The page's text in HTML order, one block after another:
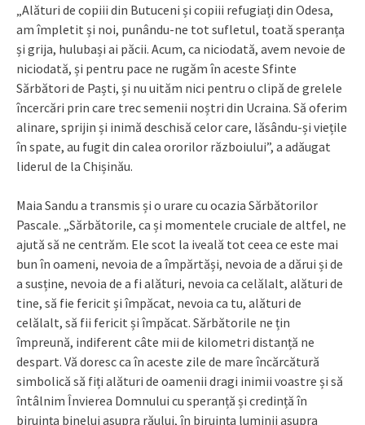
„Alături de copiii din Butuceni și copiii refugiați din Odesa,
am împletit și noi, punându-ne tot sufletul, toată speranța
și grija, hulubași ai păcii. Acum, ca niciodată, avem nevoie de
niciodată, și pentru pace ne rugăm în aceste Sfinte
Sărbători de Paști, și nu uităm nici pentru o clipă de grelele
încercări prin care trec semenii noștri din Ucraina. Să oferim
alinare, sprijin și inimă deschisă celor care, lăsându-și viețile
în spate, au fugit din calea ororilor războiului”, a adăugat
liderul de la Chișinău.
Maia Sandu a transmis și o urare cu ocazia Sărbătorilor
Pascale. „Sărbătorile, ca și momentele cruciale de altfel, ne
ajută să ne centrăm. Ele scot la iveală tot ceea ce este mai
bun în oameni, nevoia de a împărtăși, nevoia de a dărui și de
a susține, nevoia de a fi alături, nevoia ca celălalt, alături de
tine, să fie fericit și împăcat, nevoia ca tu, alături de
celălalt, să fii fericit și împăcat. Sărbătorile ne țin
împreună, indiferent câte mii de kilometri distanță ne
despart. Vă doresc ca în aceste zile de mare încărcătură
simbolică să fiți alături de oamenii dragi inimii voastre și să
întâlnim Învierea Domnului cu speranță și credință în
biruința binelui asupra răului, în biruința luminii asupra